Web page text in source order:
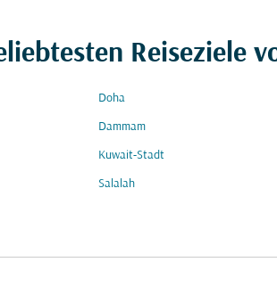
Reiseziele
Doha
Dammam
Kuwait-Stadt
Salalah